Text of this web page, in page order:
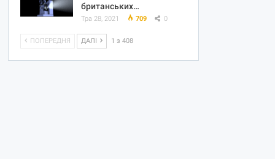
британських…
Тра 28, 2021 709 0
ПОПЕРЕДНЯ ДАЛІ 1 з 408